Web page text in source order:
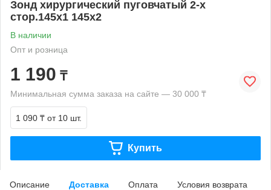
Зонд хирургический пуговчатый 2-х
стор.145х1 145х2
В наличии
Опт и розница
1 190 ₸
Минимальная сумма заказа на сайте — 30 000 ₸
1 090 ₸ от 10 шт.
Купить
Описание Доставка Оплата Условия возврата